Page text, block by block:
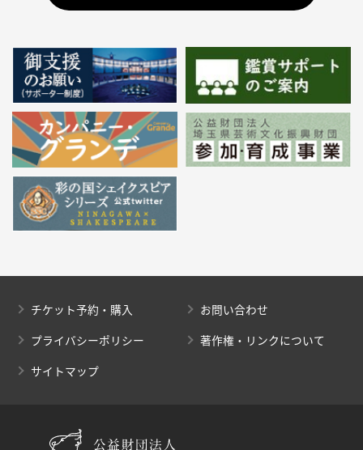
チケット予約・購入
お問い合わせ
プライバシーポリシー
著作権・リンクについて
サイトマップ